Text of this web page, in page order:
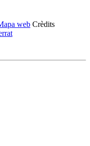
web Crèdits